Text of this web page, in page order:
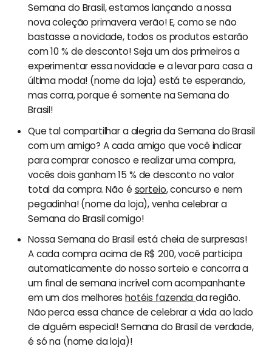
Semana do Brasil, estamos lançando a nossa
nova coleção primavera verão! E, como se não
bastasse a novidade, todos os produtos estarão
com 10 % de desconto! Seja um dos primeiros a
experimentar essa novidade e a levar para casa a
última moda! (nome da loja) está te esperando,
mas corra, porque é somente na Semana do
Brasil!
Que tal compartilhar a alegria da Semana do Brasil
com um amigo? A cada amigo que você indicar
para comprar conosco e realizar uma compra,
vocês dois ganham 15 % de desconto no valor
total da compra. Não é sorteio, concurso e nem
pegadinha! (nome da loja), venha celebrar a
Semana do Brasil comigo!
Nossa Semana do Brasil está cheia de surpresas!
A cada compra acima de R$ 200, você participa
automaticamente do nosso sorteio e concorra a
um final de semana incrível com acompanhante
em um dos melhoreshotéis fazendada região.
Não perca essa chance de celebrar a vida ao lado
de alguém especial! Semana do Brasil de verdade,
é só na (nome da loja)!